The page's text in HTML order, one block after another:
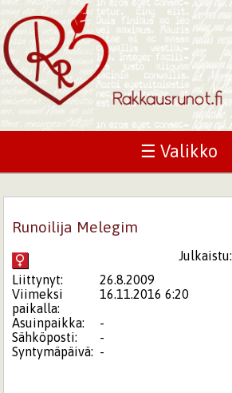
☰ Valikko
Runoilija Melegim
Julkaistu:
Liittynyt:
26.8.2009
Viimeksi
paikalla:
16.11.2016 6:20
Asuinpaikka:
-
Sähköposti:
-
Syntymäpäivä: -